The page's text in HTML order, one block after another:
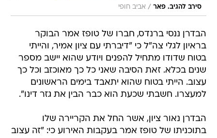
סירב להגיב. פאר / אביב חופי
הבדרן ננסי ברנדס, חברו של טופז אמר הבוקר
בראיון לגלי צה"ל כי "דיברתי עם ציון אמיר, והייתי
בטוח שדודו מתחיל להפנים ויודע שהוא יישב מספר
שנים בכלא. זאת הסיבה שאני כל כך מאוכזב וכל כך
עצוב. הייתי בטוח שהוא יתאבד בימים הראשונים
למעצרו. חשבתי שכעת הוא כבר הבין את גזר דינו".
הבדרן נאור ציון, אשר החל את הקריירה שלו
בתוכניתו של טופז אמר בעקבות האירוע כי: "זה עצוב